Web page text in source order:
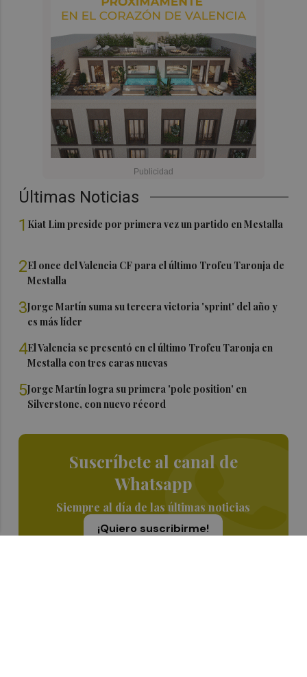
Últimas Noticias
1 Kiat Lim preside por primera vez un partido en Mestalla
2El once del Valencia CF para el último Trofeu Taronja de
Mestalla
3Jorge Martín suma su tercera victoria 'sprint' del año y
es más líder
4El Valencia se presentó en el último Trofeu Taronja en
Mestalla con tres caras nuevas
5Jorge Martín logra su primera 'pole position' en
Silverstone, con nuevo récord
Suscríbete al canal de
Whatsapp
Siempre al día de las últimas noticias
¡Quiero suscribirme!